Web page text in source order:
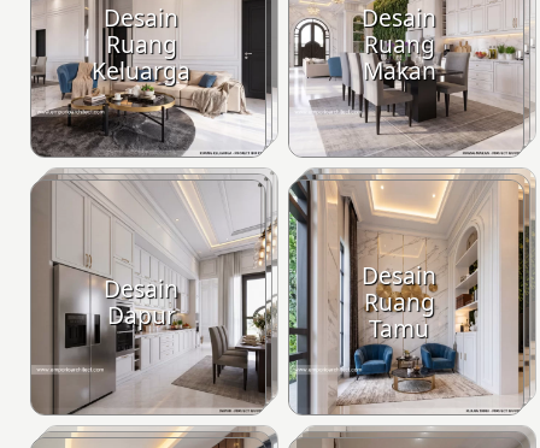
Desain
Ruang
Keluarga
Desain
Ruang
Makan
Desain
Dapur
Desain
Ruang
Tamu